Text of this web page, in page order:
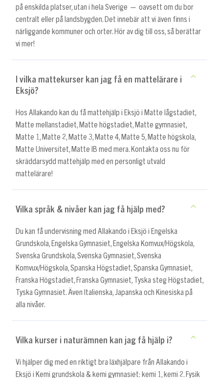
på enskilda platser, utan i hela Sverige — oavsett om du bor
centralt eller på landsbygden. Det innebär att vi även finns i
närliggande kommuner och orter. Hör av dig till oss, så berättar
vi mer!
I vilka mattekurser kan jag få en mattelärare i
Eksjö?
Hos Allakando kan du få mattehjälp i Eksjö i Matte lågstadiet,
Matte mellanstadiet, Matte högstadiet, Matte gymnasiet,
Matte 1, Matte 2, Matte 3, Matte 4, Matte 5, Matte högskola,
Matte Universitet, Matte IB med mera. Kontakta oss nu för
skräddarsydd mattehjälp med en personligt utvald
mattelärare!
Vilka språk & nivåer kan jag få hjälp med?
Du kan få undervisning med Allakando i Eksjö i Engelska
Grundskola, Engelska Gymnasiet, Engelska Komvux/Högskola,
Svenska Grundskola, Svenska Gymnasiet, Svenska
Komvux/Högskola, Spanska Högstadiet, Spanska Gymnasiet,
Franska Högstadiet, Franska Gymnasiet, Tyska steg Högstadiet,
Tyska Gymnasiet. Även Italienska, Japanska och Kinesiska på
alla nivåer.
Vilka kurser i naturämnen kan jag få hjälp i?
Vi hjälper dig med en riktigt bra läxhjälpare från Allakando i
Eksjö i Kemi grundskola & kemi gymnasiet: kemi 1, kemi 2. Fysik